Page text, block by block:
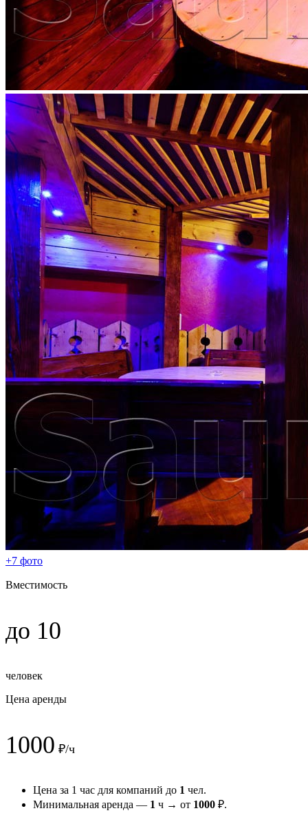
+7 фото
Вместимость
до 10
человек
Цена аренды
1000 ₽/ч
Цена за 1 час для компаний до 1 чел.
Минимальная аренда — 1 ч → от 1000 ₽.